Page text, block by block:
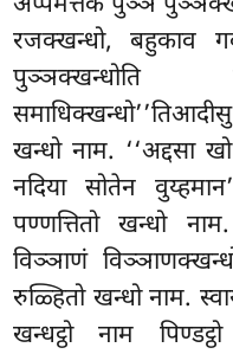
रजक्खन्धो, बहुकाव
पुञ्ञक्खन्धोति
खन्धो नाम. ‘‘अद्दसा
नदिया सोतेन
पण्णत्तितो खन्धो
विञ्ञाणं
रुळ्हितो खन्धो नाम.
खन्धट्ठो नाम